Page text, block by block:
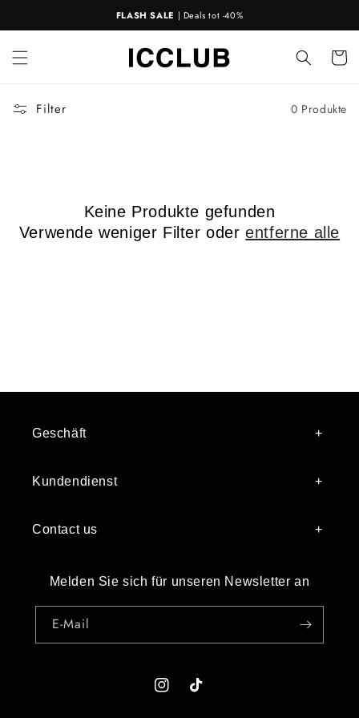
Inhalt
FLASH SALE | Deals tot -40%
Filter 0 Produkte
Keine Produkte gefunden
Verwende weniger Filter oderentferne alle
Geschäft
Kundendienst
Contact us
Melden Sie sich für unseren Newsletter an
E-Mail
InstagramTikTok